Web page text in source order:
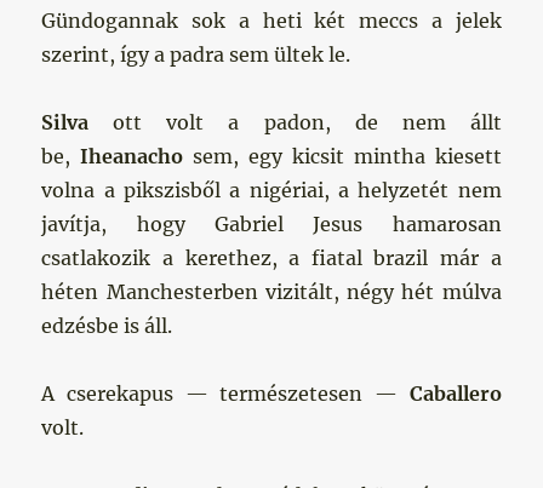
Gündogannak sok a heti két meccs a jelek
szerint, így a padra sem ültek le.
Silva ott volt a padon, de nem állt
be,Iheanacho sem, egy kicsit mintha kiesett
volna a pikszisből a nigériai, a helyzetét nem
javítja, hogy Gabriel Jesus hamarosan
csatlakozik a kerethez, a fiatal brazil már a
héten Manchesterben vizitált, négy hét múlva
edzésbe is áll.
A cserekapus — természetesen — Caballero
volt.